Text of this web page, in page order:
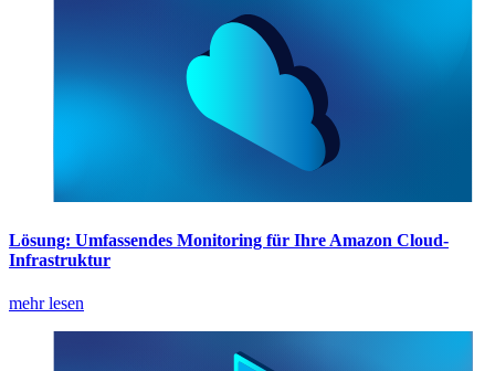
Lösung: Umfassendes Monitoring für Ihre Amazon Cloud-
Infrastruktur
mehr lesen